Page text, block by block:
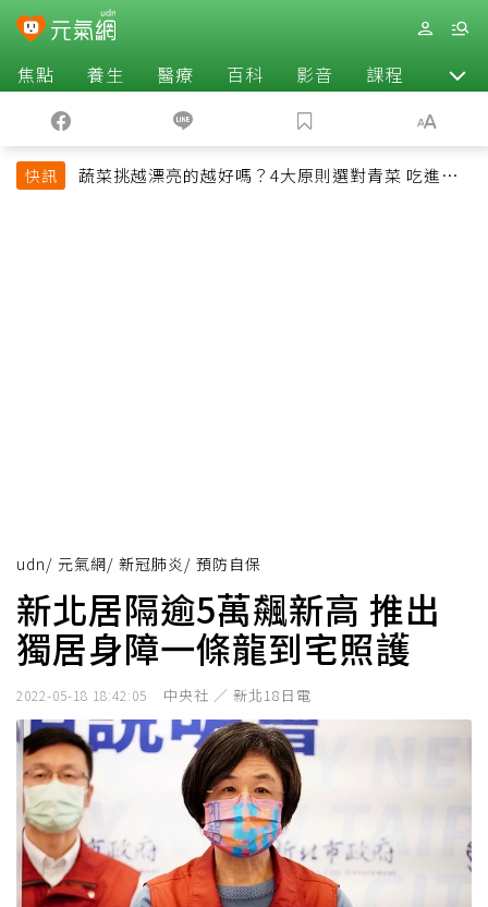
焦點 養生 醫療 百科 影音 課程 退休
快訊
蔬菜挑越漂亮的越好嗎？4大原則選對青菜 吃進纖
udn/ 元氣網/ 新冠肺炎 / 預防自保
新北居隔逾5萬飆新高 推出
獨居身障一條龍到宅照護
2022-05-18 18:42:05 中央社 ／ 新北18日電